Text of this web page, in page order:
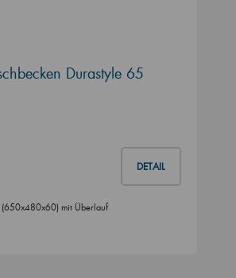
Durastyle 65
DETAIL
(650x480x60) mit Überlauf